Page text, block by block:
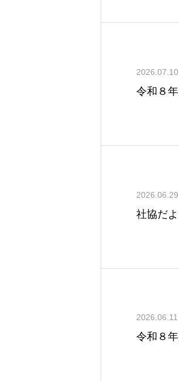
2026.07.10
令和８
2026.06.29
社協だ
2026.06.11
令和８